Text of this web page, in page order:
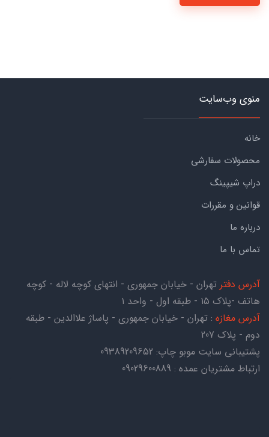
منوی وب‌سایت
خانه
محصولات سفارشی
دراپ شیپینگ
قوانین و مقررات
درباره ما
تماس با ما
آدرس دفتر تهران - خیابان جمهوری - انتهای کوچه لاله - کوچه
هاتف -پلاک ۱۵ - طبقه اول - واحد ۱
آدرس مغازه : تهران - خیابان جمهوری - پاساژ علاالدین - طبقه
دوم - پلاک 207
پشتیبانی سایت موبو چاپ: 09389209652
ارتباط مشتریان عمده : 09029600889